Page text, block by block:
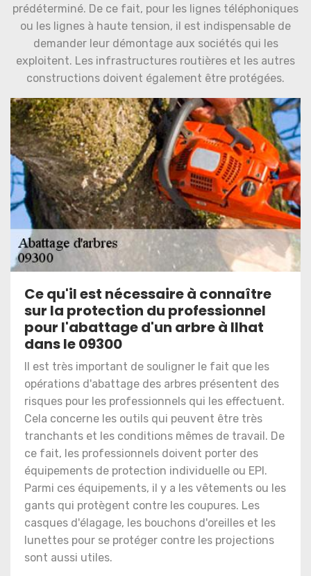
prédéterminé. De ce fait, pour les lignes téléphoniques
ou les lignes à haute tension, il est indispensable de
demander leur démontage aux sociétés qui les
exploitent. Les infrastructures routières et les autres
constructions doivent également être protégées.
Ce qu'il est nécessaire à connaître
sur la protection du professionnel
pour l'abattage d'un arbre à Ilhat
dans le 09300
Il est très important de souligner le fait que les
opérations d'abattage des arbres présentent des
risques pour les professionnels qui les effectuent.
Cela concerne les outils qui peuvent être très
tranchants et les conditions mêmes de travail. De
ce fait, les professionnels doivent porter des
équipements de protection individuelle ou EPI.
Parmi ces équipements, il y a les vêtements ou les
gants qui protègent contre les coupures. Les
casques d'élagage, les bouchons d'oreilles et les
lunettes pour se protéger contre les projections
sont aussi utiles.